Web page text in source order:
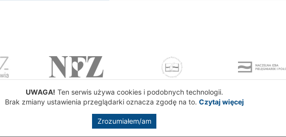
Izba Pielęgniarek i Położnych
UWAGA! Ten serwis używa cookies i podobnych technologii.
Brak zmiany ustawienia przeglądarki oznacza zgodę na to. Czytaj więcej
Zrozumiałem/am